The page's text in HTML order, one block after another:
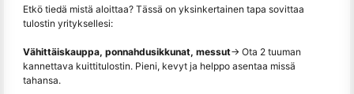
Etkö tiedä mistä aloittaa? Tässä on yksinkertainen tapa sovittaa
tulostin yrityksellesi:
Vähittäiskauppa, ponnahdusikkunat, messut→ Ota 2 tuuman
kannettava kuittitulostin. Pieni, kevyt ja helppo asentaa missä
tahansa.